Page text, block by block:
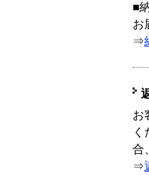
■
お
⇒
お
合
⇒